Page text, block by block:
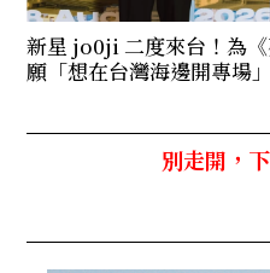
新星 jo0ji 二度來台！為
願「想在台灣海邊開專場」
別走開，